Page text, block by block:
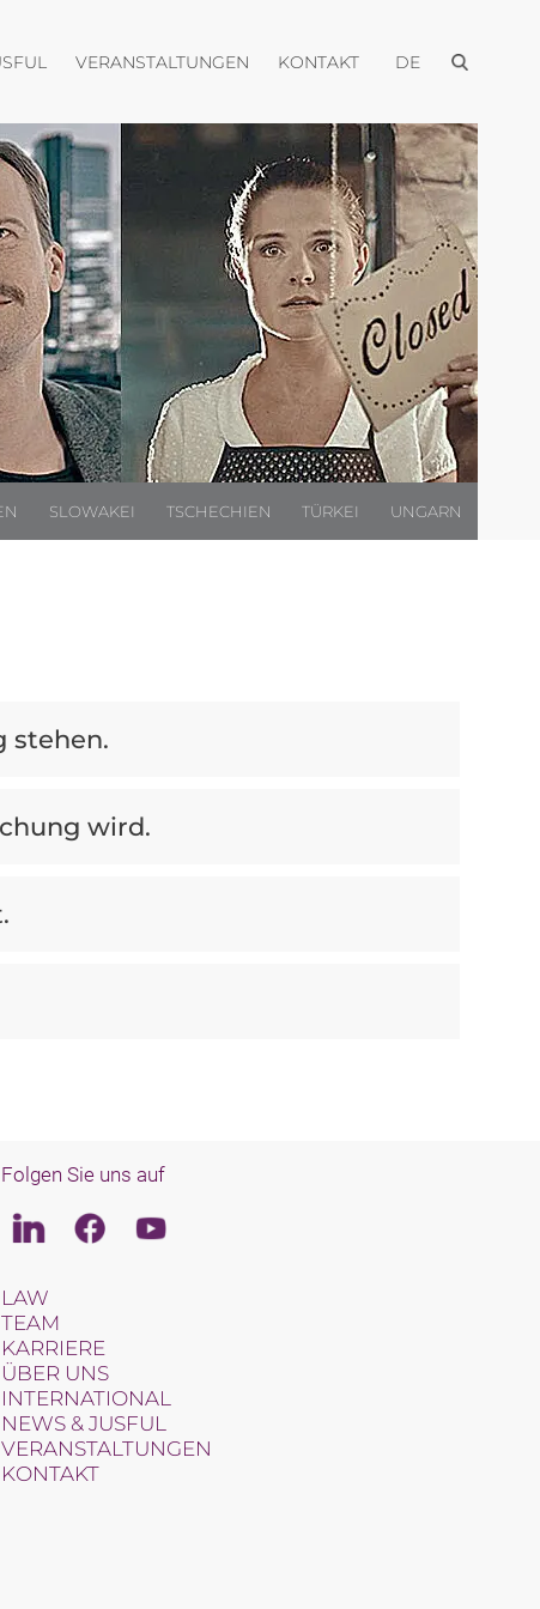
Menü öffnen
VERANSTALTUNGEN Menü öffnen
KONTAKTMenü öffnen
DE Menü öffnen
SLOWAKEI TSCHECHIEN TÜRKEI UNGARN
stehen.
wird.
Folgen Sie uns auf
LinkedinFacebookYoutube
LAW
TEAM
KARRIERE
ÜBER UNS
INTERNATIONAL
NEWS & JUSFUL
VERANSTALTUNGEN
KONTAKT